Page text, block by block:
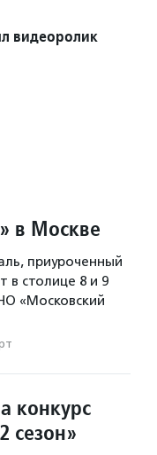
видеоролик
в Москве
приуроченный
в столице 8 и 9
«Московский
конкурс
сезон»